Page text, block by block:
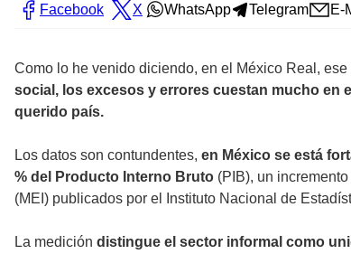
Facebook X WhatsApp Telegram E-
Como lo he venido diciendo, en el México Real,
social, los excesos y errores cuestan mucho en
querido país.
Los datos son contundentes, en México se está
% del Producto Interno Bruto (PIB), un
(MEI) publicados por el Instituto Nacional de
La medición distingue el sector informal como